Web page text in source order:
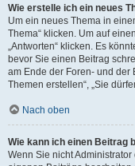
Wie erstelle ich ein neues
Um ein neues Thema in
Thema“ klicken. Um auf
„Antworten“ klicken. Es
bevor Sie einen Beitrag
am Ende der Foren- und der
Themen erstellen“, „Sie
Nach oben
Wie kann ich einen Beitrag
Wenn Sie nicht